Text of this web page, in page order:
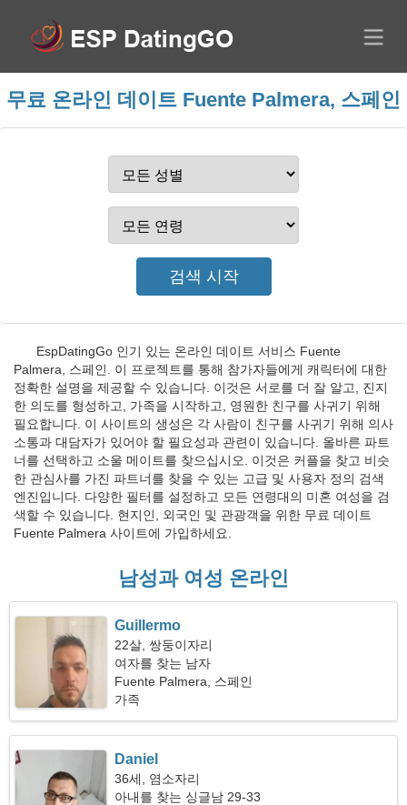
무료 온라인 데이트 Fuente Palmera, 스페인
EspDatingGo 인기 있는 온라인 데이트 서비스 Fuente
Palmera, 스페인. 이 프로젝트를 통해 참가자들에게 캐릭터에 대한
정확한 설명을 제공할 수 있습니다. 이것은 서로를 더 잘 알고, 진지
한 의도를 형성하고, 가족을 시작하고, 영원한 친구를 사귀기 위해
필요합니다. 이 사이트의 생성은 각 사람이 친구를 사귀기 위해 의사
소통과 대담자가 있어야 할 필요성과 관련이 있습니다. 올바른 파트
너를 선택하고 소울 메이트를 찾으십시오. 이것은 커플을 찾고 비슷
한 관심사를 가진 파트너를 찾을 수 있는 고급 및 사용자 정의 검색
엔진입니다. 다양한 필터를 설정하고 모든 연령대의 미혼 여성을 검
색할 수 있습니다. 현지인, 외국인 및 관광객을 위한 무료 데이트
Fuente Palmera 사이트에 가입하세요.
남성과 여성 온라인
Guillermo
22살, 쌍둥이자리
여자를 찾는 남자
Fuente Palmera, 스페인
가족
Daniel
36세, 염소자리
아내를 찾는 싱글남 29-33